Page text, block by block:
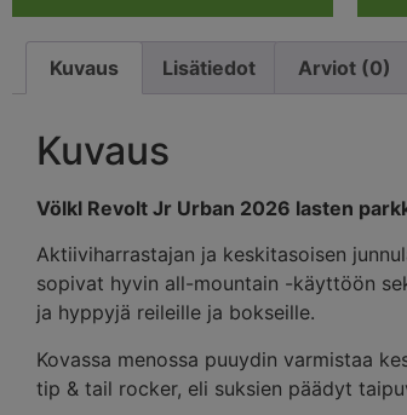
Kuvaus Lisätiedot Arviot (0)
Kuvaus
Völkl Revolt Jr Urban 2026 lasten
Aktiiviharrastajan ja keskitasoisen
sopivat hyvin all-mountain -käyttöön
ja hyppyjä reileille ja bokseille.
Kovassa menossa puuydin varmistaa
tip & tail rocker, eli suksien päädyt